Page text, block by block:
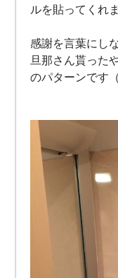
ルを貼ってくれ
感謝を言葉にし
旦那さん貰った
のパターンです